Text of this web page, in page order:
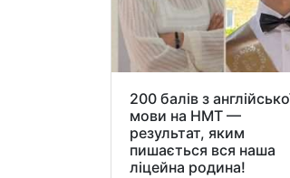
200 балів з
мови на НМТ —
результат, яким
пишається вся наша
ліцейна родина!